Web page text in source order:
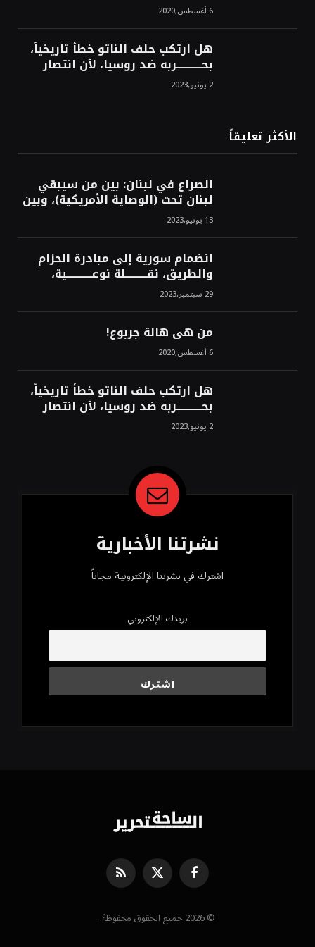
6 أغسطس,2020
هل ارتكب حلف الناتو خطأً تاريخياً،
بحــــــــــــربه ضد روسيا، لأن انتصار
روسيا الحتمي، سيفتت الناتو!محمد
محسن 2 يونيو,2023
الأكثر تعليقاً
الصراع في لبنان: بين من سيبقي
لبنان تحت (الوصاية الأمريكية)، وبين
من سيخرج لبنان من النفق الغربي!
محمد محسن13 يونيو,2023
انضمام سورية إلى مبادرة الحزام
والطريق، نقــــــــــلة نوعــــــــــــية،
استراتيجية، تاريخية، نهائية، نحو
الشرق!محمد محسن29 سبتمبر,2023
من هي هالة جربوع!
6 أغسطس,2020
هل ارتكب حلف الناتو خطأً تاريخياً،
بحــــــــــــربه ضد روسيا، لأن انتصار
روسيا الحتمي، سيفتت الناتو!محمد
محسن 2 يونيو,2023
نشرتنا الأخبارية
اشترك في نشرتنا الإلكترونية مجاناً
بريدك الإلكتروني
فيسبوك X
(Twitter)
RSS
© 2026 جميع الحقوق محفوظة.